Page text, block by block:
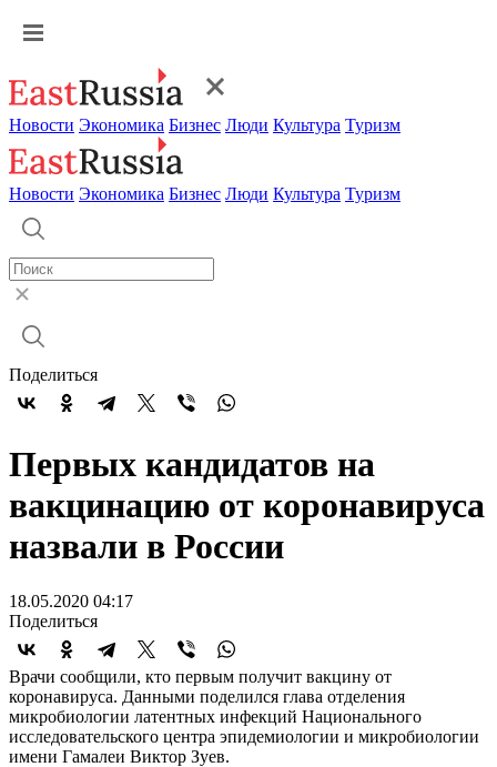
Новости Экономика Бизнес Люди Культура Туризм
Новости Экономика Бизнес Люди Культура Туризм
Поделиться
Первых кандидатов на
вакцинацию от коронавируса
назвали в России
18.05.2020 04:17
Поделиться
Врачи сообщили, кто первым получит вакцину от
коронавируса. Данными поделился глава отделения
микробиологии латентных инфекций Национального
исследовательского центра эпидемиологии и микробиологии
имени Гамалеи Виктор Зуев.